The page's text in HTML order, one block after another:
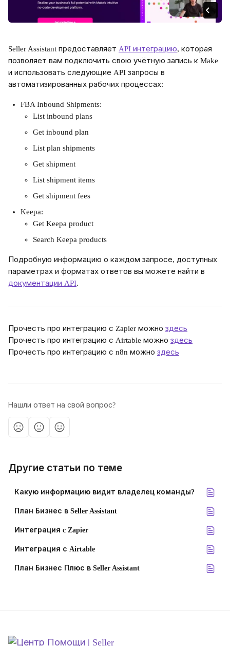
Seller Assistant предоставляет API интеграцию, которая
позволяет вам подключить свою учётную запись к Make
и использовать следующие API запросы в
автоматизированных рабочих процессах:
FBA Inbound Shipments:
List inbound plans
Get inbound plan
List plan shipments
Get shipment
List shipment items
Get shipment fees
Keepa:
Get Keepa product
Search Keepa products
Подробную информацию о каждом запросе, доступных
параметрах и форматах ответов вы можете найти в
документации API.
Прочесть про интеграцию с Zapier можно здесь
Прочесть про интеграцию с Airtable можно здесь
Прочесть про интеграцию с n8n можно здесь
Нашли ответ на свой вопрос?
Другие статьи по теме
Какую информацию видит владелец команды?
План Бизнес в Seller Assistant
Интеграция c Zapier
Интеграция с Airtable
План Бизнес Плюс в Seller Assistant